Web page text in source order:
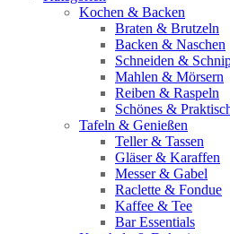
Kochen & Backen
Braten & Brutzeln
Backen & Naschen
Schneiden &
Mahlen & Mörsern
Reiben & Raspeln
Schönes &
Tafeln & Genießen
Teller & Tassen
Gläser & Karaffen
Messer & Gabel
Raclette & Fondue
Kaffee & Tee
Bar Essentials